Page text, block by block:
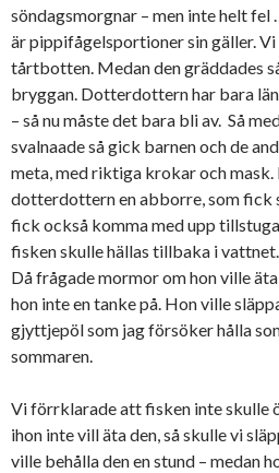
söndagsmorgnar – men inte helt
är pippifågelsportioner sin gäller.
tårtbotten. Medan den gräddades
bryggan. Dotterdottern har bara
– så nu måste det bara bli av. Så
svalnaade så gick barnen och de
meta, med riktiga krokar och
dotterdottern en abborre, som fick
fick också komma med upp
fisken skulle hällas tillbaka i
Då frågade mormor om hon ville
hon inte en tanke på. Hon ville
gjyttjepöl som jag försöker hålla
sommaren.
Vi förrklarade att fisken inte skulle
ihon inte vill äta den, så skulle vi
ville behålla den en stund – medan